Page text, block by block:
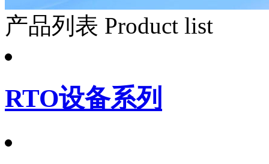
产品列表 Product list
RTO设备系列